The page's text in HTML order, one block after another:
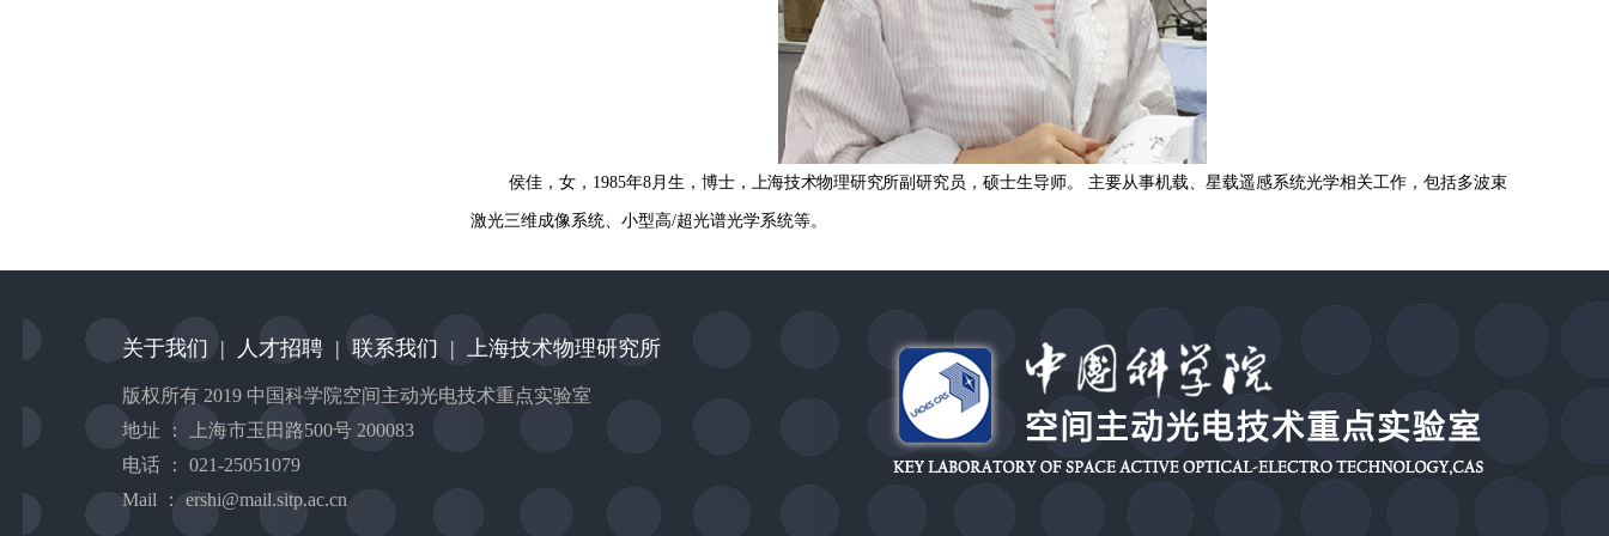
侯佳，女， 1985年8月生，博士， 上海技术物理研究所副研究员，硕士生导师。 主要从事机载、星载遥感系统光学相关工作，包括多波束
激光三维成像系统、小型高/超光谱光学系统等。
关于我们 | 人才招聘 | 联系我们 | 上海技术物理研究所
版权所有 2019 中国科学院空间主动光电技术重点实验室
地址 ： 上海市玉田路500号 200083
电话 ： 021-25051079
Mail ： ershi@mail.sitp.ac.cn